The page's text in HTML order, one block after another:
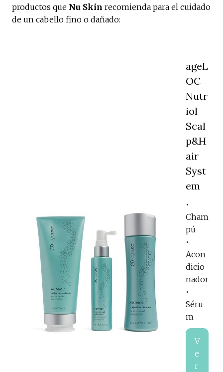
productos que Nu Skin recomienda para el cuidado
de un cabello fino o dañado:
ageL
OC
Nutr
iol
Scal
p&H
air
Syst
em
•
Cham
pú
•
Acon
dicio
nador
•
Séru
m
V
e
r